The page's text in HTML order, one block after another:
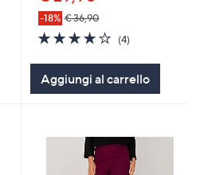
-18% € 36,90
3.8
of
5
Stars
(4)
Aggiungi al carrello